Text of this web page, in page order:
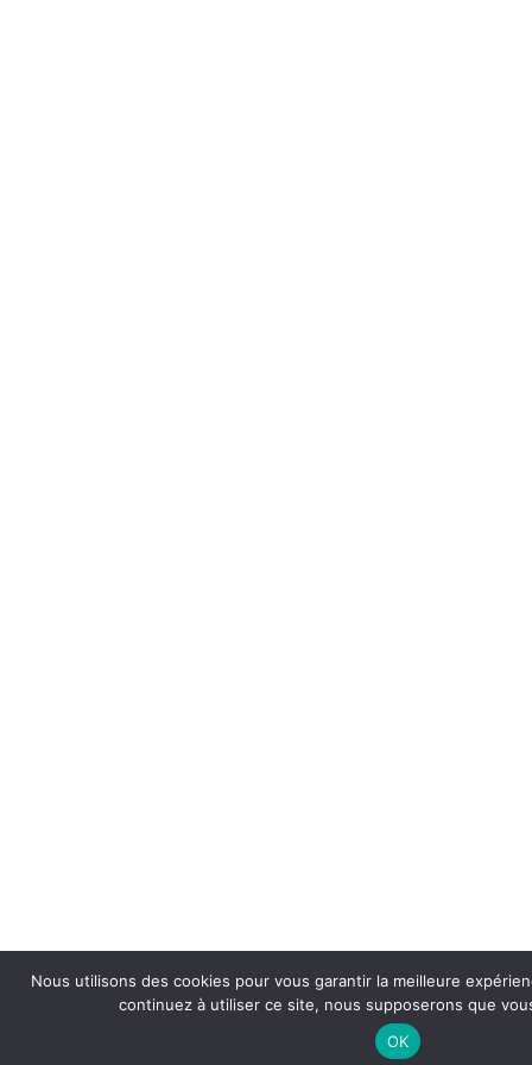
Nous utilisons des cookies pour vous garantir la meilleure
continuez à utiliser ce site, nous supposerons que
OK